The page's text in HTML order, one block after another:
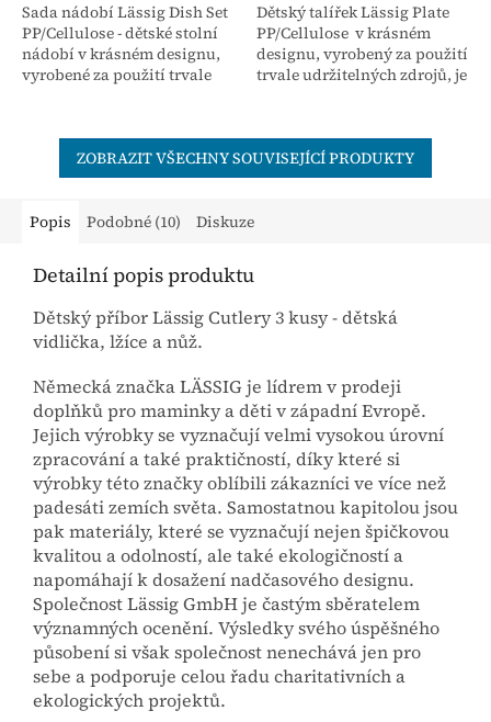
Sada nádobí Lässig Dish Set
PP/Cellulose - dětské stolní
nádobí v krásném designu,
vyrobené za použití trvale
Set se skládá...
Dětský talířek Lässig Plate
PP/Cellulose v krásném
designu, vyrobený za použití
trvale udržitelných zdrojů, je
ZOBRAZIT VŠECHNY SOUVISEJÍCÍ PRODUKTY
Popis Podobné (10) Diskuze
Detailní popis produktu
Dětský příbor Lässig Cutlery 3 kusy - dětská
vidlička, lžíce a nůž.
Německá značka LÄSSIG je lídrem v prodeji
doplňků pro maminky a děti v západní Evropě.
Jejich výrobky se vyznačují velmi vysokou úrovní
zpracování a také praktičností, díky které si
výrobky této značky oblíbili zákazníci ve více než
padesáti zemích světa. Samostatnou kapitolou jsou
pak materiály, které se vyznačují nejen špičkovou
kvalitou a odolností, ale také ekologičností a
napomáhají k dosažení nadčasového designu.
Společnost Lässig GmbH je častým sběratelem
významných ocenění. Výsledky svého úspěšného
působení si však společnost nenechává jen pro
sebe a podporuje celou řadu charitativních a
ekologických projektů.